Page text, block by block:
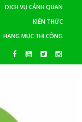
DỊCH VỤ CẢNH QUAN
KIẾN THỨC
HẠNG MỤC THI CÔNG